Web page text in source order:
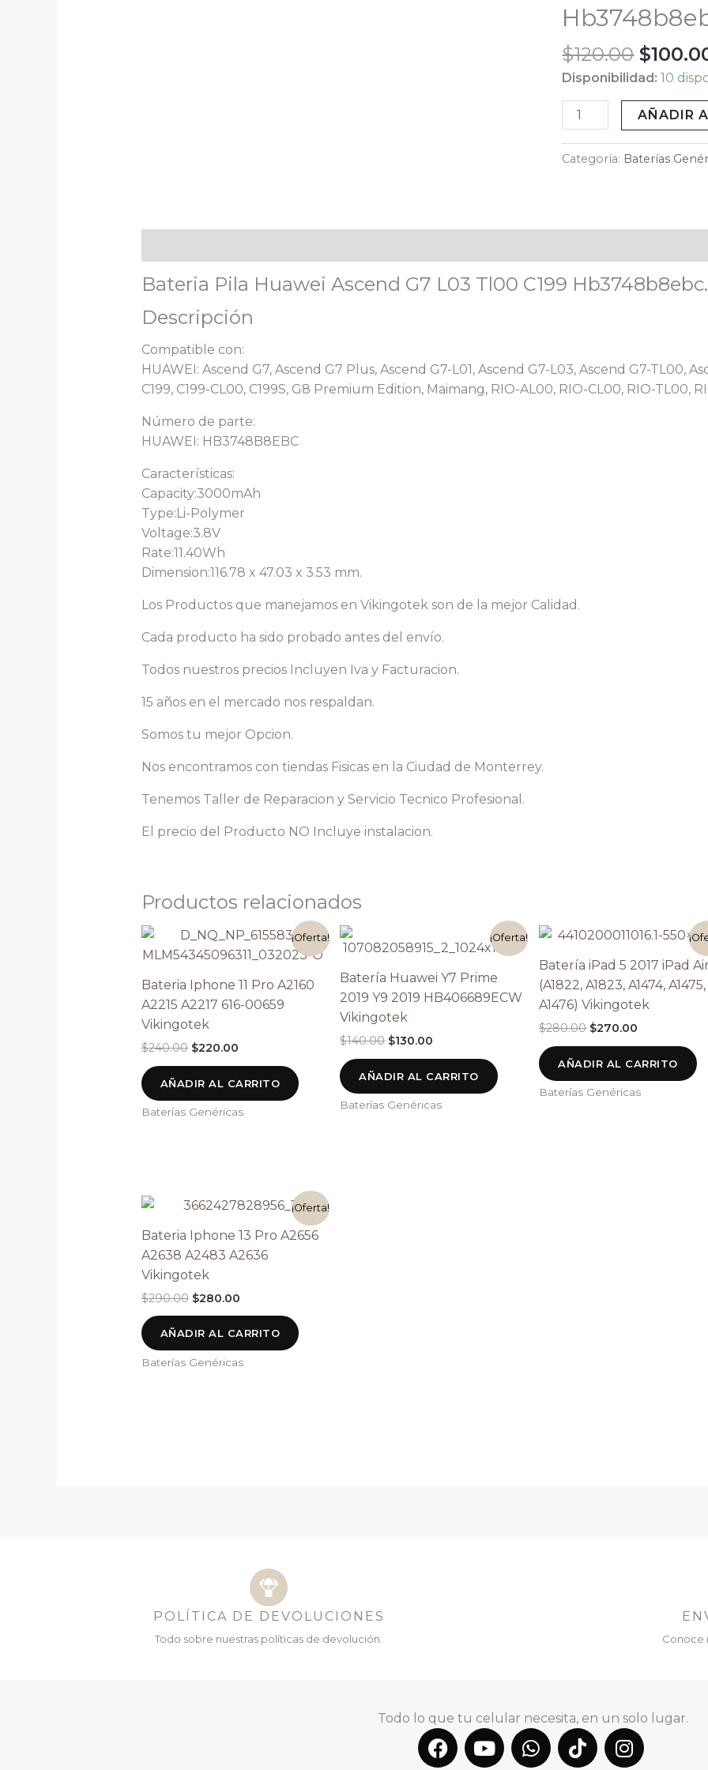
$120.00 $
Disponibilidad: 10
G7
L03
Tl00
C199
Hb3748b8ebc
Vikingotek
cantidad
AÑADIR
Categoría: Baterías
Bateria Pila Huawei Ascend G7 L03 Tl00 C199 Hb3748b8ebc.
Descripción
Compatible con:
HUAWEI: Ascend G7, Ascend G7 Plus, Ascend G7-L01, Ascend G7-L03, Ascend G7-TL00,
C199, C199-CL00, C199S, G8 Premium Edition, Maimang, RIO-AL00, RIO-CL00, RIO-TL00,
Número de parte:
HUAWEI: HB3748B8EBC
Características:
Capacity:3000mAh
Type:Li-Polymer
Voltage:3.8V
Rate:11.40Wh
Dimension:116.78 x 47.03 x 3.53 mm.
Los Productos que manejamos en Vikingotek son de la mejor Calidad.
Cada producto ha sido probado antes del envío.
Todos nuestros precios Incluyen Iva y Facturacion.
15 años en el mercado nos respaldan.
Somos tu mejor Opcion.
Nos encontramos con tiendas Fisicas en la Ciudad de Monterrey.
Tenemos Taller de Reparacion y Servicio Tecnico Profesional.
El precio del Producto NO Incluye instalacion.
Productos relacionados
¡Oferta!
Bateria Iphone 11 Pro A2160
A2215 A2217 616-00659
Vikingotek
$240.00
El
precio
original
$240.00.
$220.00
El
actual
$220.00.
AÑADIR AL CARRITO
Baterías Genéricas
¡Oferta!
Batería Huawei Y7 Prime
2019 Y9 2019 HB406689ECW
Vikingotek
$140.00
precio
era:
$130.00
precio
es:
AÑADIR AL CARRITO
Baterías Genéricas
Batería iPad 5 2017 iPad Air
(A1822, A1823, A1474, A1475,
A1476) Vikingotek
$280.00
El
original
era:
$280.00.
$270.00
El
actual
es:
$270.00.
AÑADIR AL CARRITO
Baterías Genéricas
¡Oferta!
Bateria Iphone 13 Pro A2656
A2638 A2483 A2636
Vikingotek
$290.00
El
original
era:
$290.00.
$280.00
El
actual
es:
$280.00.
AÑADIR AL CARRITO
Baterías Genéricas
POLÍTICA DE DEVOLUCIONES
Todo sobre nuestras políticas de devolución. Conoce
Todo lo que tu celular necesita, en un solo lugar.
F
a
Y
o
W
h
T
i
I
n